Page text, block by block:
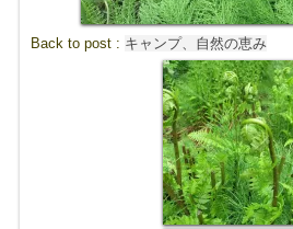
Back to post : キャンプ、自然の恵み